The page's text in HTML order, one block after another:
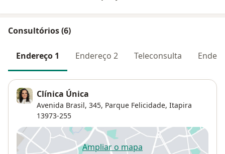
Consultórios (6)
Endereço 1 Endereço 2 Teleconsulta
Clínica Única
Avenida Brasil, 345, Parque Felicidade, Itapira
13973-255
Ampliar o mapa